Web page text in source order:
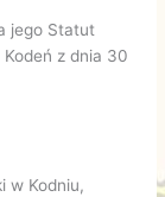
jego Statut
z dnia 30
w Kodniu,